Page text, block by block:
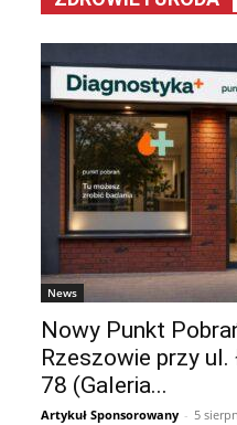
News
Nowy Punkt
Rzeszowie przy
78 (Galeria...
Artykuł Sponsorowany - 5